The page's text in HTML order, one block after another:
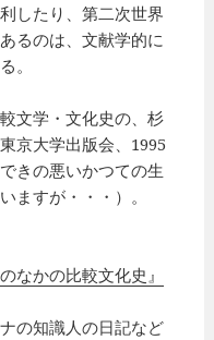
したり、第二次世界
るのは、文献学的に
。
文学・文化史の、杉
京大学出版会、1995
きの悪いかつての生
ますが・・・）。
なかの比較文化史』
の知識人の日記など